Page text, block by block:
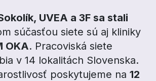
UVEA a 3F sa stali
súčasťou siete sú aj kliniky
OKA. Pracoviská siete
v 14 lokalitách Slovenska.
poskytujeme na 12